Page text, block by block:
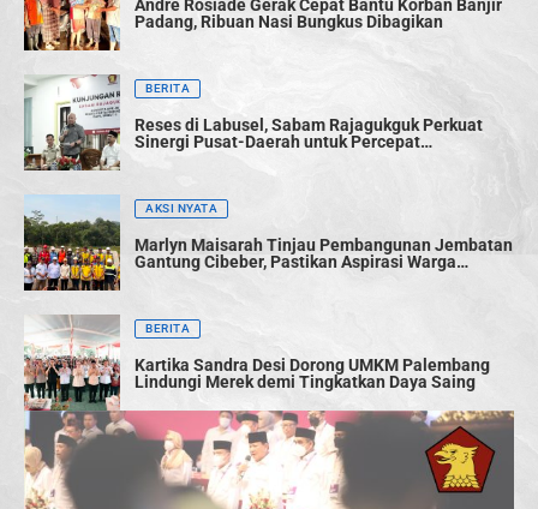
Andre Rosiade Gerak Cepat Bantu Korban Banjir
Padang, Ribuan Nasi Bungkus Dibagikan
BERITA
Reses di Labusel, Sabam Rajagukguk Perkuat
Sinergi Pusat-Daerah untuk Percepat
AKSI NYATA
Marlyn Maisarah Tinjau Pembangunan Jembatan
Gantung Cibeber, Pastikan Aspirasi Warga
BERITA
Kartika Sandra Desi Dorong UMKM Palembang
Lindungi Merek demi Tingkatkan Daya Saing